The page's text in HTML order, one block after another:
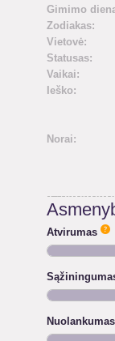
Gimimo
Zodiakas:
Vietovė:
Statusas:
Vaikai:
Ieško:
Norai:
Atvirumas
Nuolankumas